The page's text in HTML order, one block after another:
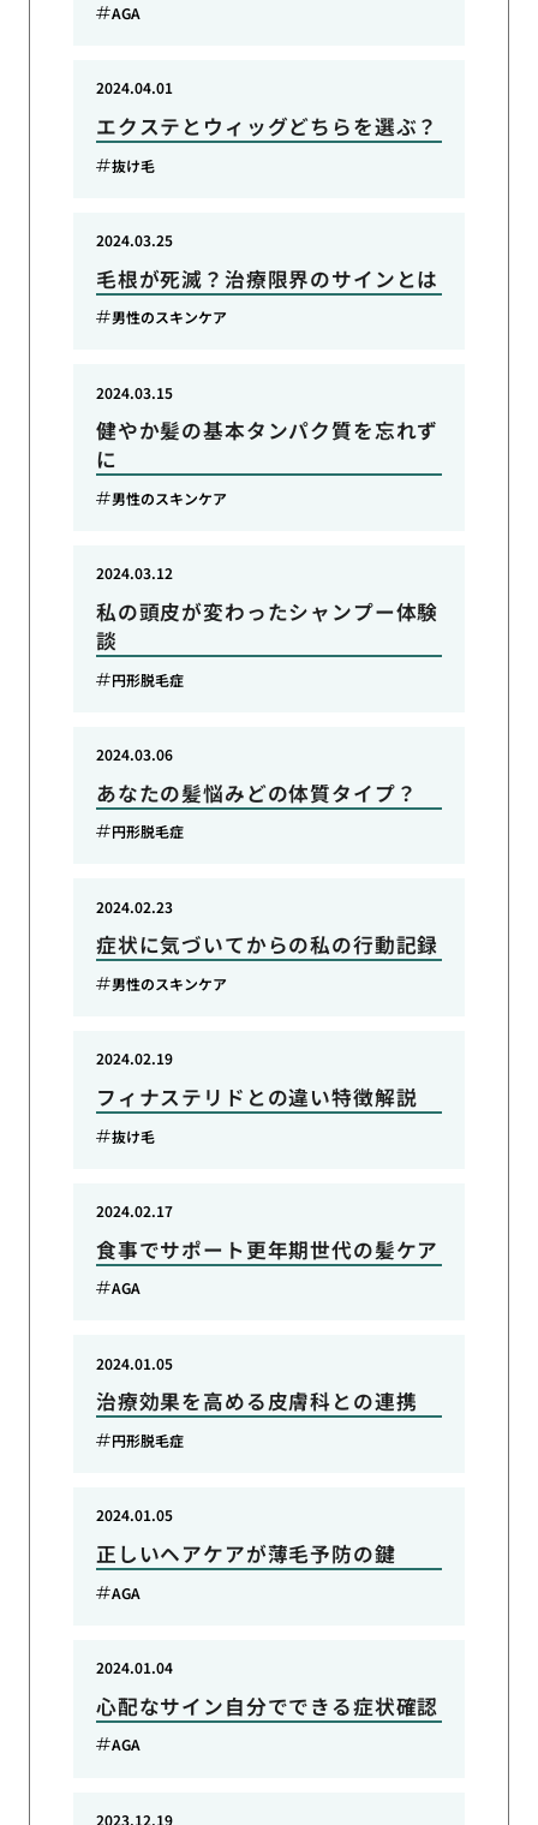
AGA
エクステとウィッグどちらを選ぶ？
2024.04.01
抜け毛
毛根が死滅？治療限界のサインとは
2024.03.25
男性のスキンケア
健やか髪の基本タンパク質を忘れず
に
2024.03.15
男性のスキンケア
私の頭皮が変わったシャンプー体験
談
2024.03.12
円形脱毛症
あなたの髪悩みどの体質タイプ？
2024.03.06
円形脱毛症
症状に気づいてからの私の行動記録
2024.02.23
男性のスキンケア
フィナステリドとの違い特徴解説
2024.02.19
抜け毛
食事でサポート更年期世代の髪ケア
2024.02.17
AGA
治療効果を高める皮膚科との連携
2024.01.05
円形脱毛症
正しいヘアケアが薄毛予防の鍵
2024.01.05
AGA
心配なサイン自分でできる症状確認
2024.01.04
AGA
2023.12.19